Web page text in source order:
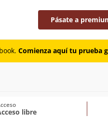
Pásate a
Comienza aquí tu prueba
libre